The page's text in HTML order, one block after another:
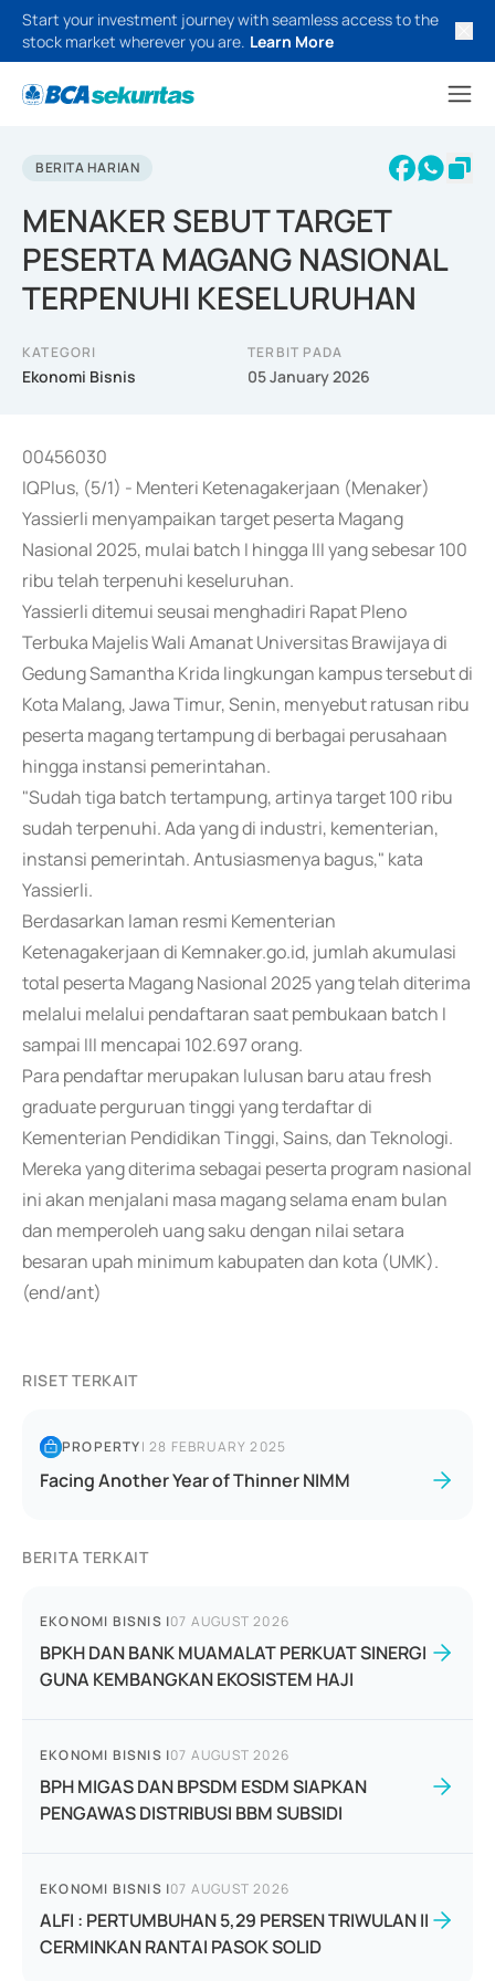
Start your investment journey with seamless access to the
stock market wherever you are. Learn More
BERITA HARIAN
MENAKER SEBUT TARGET
PESERTA MAGANG NASIONAL
TERPENUHI KESELURUHAN
KATEGORI
Ekonomi Bisnis
TERBIT PADA
05 January 2026
00456030
IQPlus, (5/1) - Menteri Ketenagakerjaan (Menaker)
Yassierli menyampaikan target peserta Magang
Nasional 2025, mulai batch I hingga III yang sebesar 100
ribu telah terpenuhi keseluruhan.
Yassierli ditemui seusai menghadiri Rapat Pleno
Terbuka Majelis Wali Amanat Universitas Brawijaya di
Gedung Samantha Krida lingkungan kampus tersebut di
Kota Malang, Jawa Timur, Senin, menyebut ratusan ribu
peserta magang tertampung di berbagai perusahaan
hingga instansi pemerintahan.
"Sudah tiga batch tertampung, artinya target 100 ribu
sudah terpenuhi. Ada yang di industri, kementerian,
instansi pemerintah. Antusiasmenya bagus," kata
Yassierli.
Berdasarkan laman resmi Kementerian
Ketenagakerjaan di Kemnaker.go.id, jumlah akumulasi
total peserta Magang Nasional 2025 yang telah diterima
melalui melalui pendaftaran saat pembukaan batch I
sampai III mencapai 102.697 orang.
Para pendaftar merupakan lulusan baru atau fresh
graduate perguruan tinggi yang terdaftar di
Kementerian Pendidikan Tinggi, Sains, dan Teknologi.
Mereka yang diterima sebagai peserta program nasional
ini akan menjalani masa magang selama enam bulan
dan memperoleh uang saku dengan nilai setara
besaran upah minimum kabupaten dan kota (UMK).
(end/ant)
RISET TERKAIT
PROPERTY|28 FEBRUARY 2025
Facing Another Year of Thinner NIMM
BERITA TERKAIT
EKONOMI BISNIS |07 AUGUST 2026
BPKH DAN BANK MUAMALAT PERKUAT SINERGI
GUNA KEMBANGKAN EKOSISTEM HAJI
EKONOMI BISNIS |07 AUGUST 2026
BPH MIGAS DAN BPSDM ESDM SIAPKAN
PENGAWAS DISTRIBUSI BBM SUBSIDI
EKONOMI BISNIS |07 AUGUST 2026
ALFI : PERTUMBUHAN 5,29 PERSEN TRIWULAN II
CERMINKAN RANTAI PASOK SOLID